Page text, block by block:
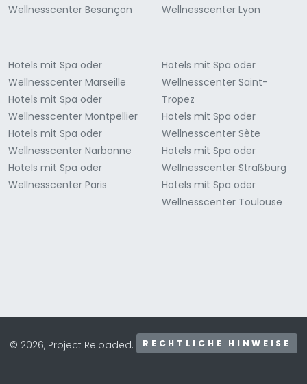
Wellnesscenter Besançon
Wellnesscenter Lyon
Hotels mit Spa oder
Wellnesscenter Marseille
Hotels mit Spa oder
Wellnesscenter Montpellier
Hotels mit Spa oder
Wellnesscenter Narbonne
Hotels mit Spa oder
Wellnesscenter Paris
Hotels mit Spa oder
Wellnesscenter Saint-
Tropez
Hotels mit Spa oder
Wellnesscenter Sète
Hotels mit Spa oder
Wellnesscenter Straßburg
Hotels mit Spa oder
Wellnesscenter Toulouse
© 2026, Project Reloaded. RECHTLICHE HINWEISE